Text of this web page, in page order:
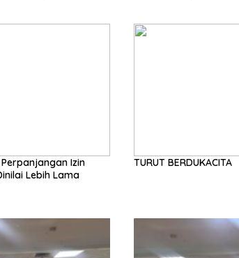
Izin
Lebih Lama
TURUT BERDUKACITA